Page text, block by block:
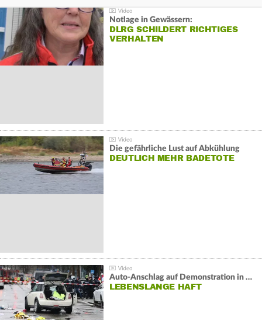
Notlage in Gewässern:
DLRG SCHILDERT RICHTIGES
VERHALTEN
Die gefährliche Lust auf Abkühlung
DEUTLICH MEHR BADETOTE
Auto-Anschlag auf Demonstration in München:
LEBENSLANGE HAFT